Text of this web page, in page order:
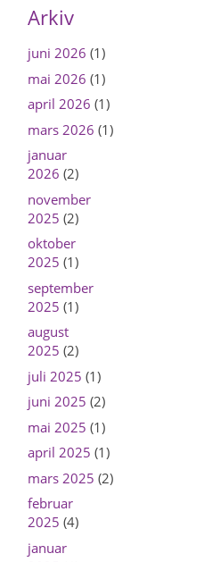
Arkiv
juni 2026 (1)
mai 2026 (1)
april 2026 (1)
mars 2026 (1)
januar
2026 (2)
november
2025 (2)
oktober
2025 (1)
september
2025 (1)
august
2025 (2)
juli 2025 (1)
juni 2025 (2)
mai 2025 (1)
april 2025 (1)
mars 2025 (2)
februar
2025 (4)
januar